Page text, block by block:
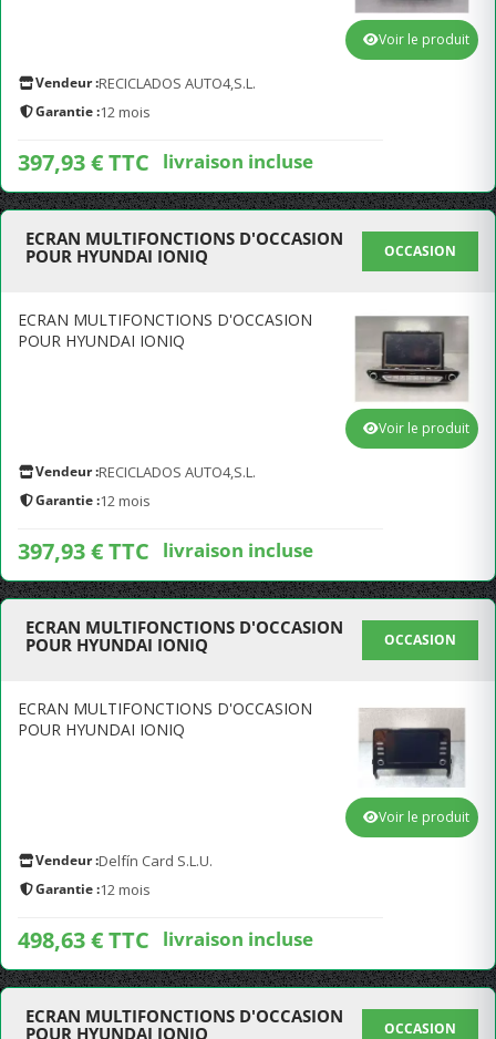
Vendeur :RECICLADOS AUTO4,S.L.
Garantie :12 mois
397,93 € TTC livraison incluse
Voir le produit
ECRAN MULTIFONCTIONS D'OCCASION
POUR HYUNDAI IONIQ
OCCASION
ECRAN MULTIFONCTIONS D'OCCASION
POUR HYUNDAI IONIQ
Vendeur :RECICLADOS AUTO4,S.L.
Garantie :12 mois
397,93 € TTC livraison incluse
Voir le produit
ECRAN MULTIFONCTIONS D'OCCASION
POUR HYUNDAI IONIQ
OCCASION
ECRAN MULTIFONCTIONS D'OCCASION
POUR HYUNDAI IONIQ
Vendeur :Delfín Card S.L.U.
Garantie :12 mois
498,63 € TTC livraison incluse
Voir le produit
ECRAN MULTIFONCTIONS D'OCCASION
POUR HYUNDAI IONIQ
OCCASION